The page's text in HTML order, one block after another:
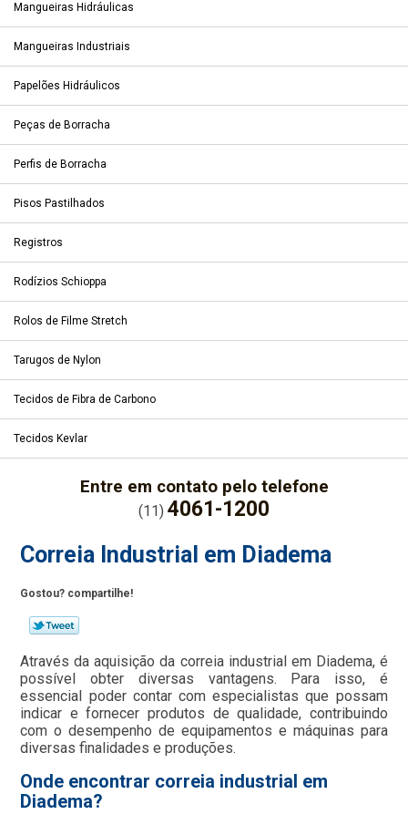
Mangueiras Hidráulicas
Mangueiras Industriais
Papelões Hidráulicos
Peças de Borracha
Perfis de Borracha
Pisos Pastilhados
Registros
Rodízios Schioppa
Rolos de Filme Stretch
Tarugos de Nylon
Tecidos de Fibra de Carbono
Tecidos Kevlar
Entre em contato pelo telefone
(11) 4061-1200
Correia Industrial em Diadema
Gostou? compartilhe!
Através da aquisição da correia industrial em Diadema, é
possível obter diversas vantagens. Para isso, é
essencial poder contar com especialistas que possam
indicar e fornecer produtos de qualidade, contribuindo
com o desempenho de equipamentos e máquinas para
diversas finalidades e produções.
Onde encontrar correia industrial em
Diadema?